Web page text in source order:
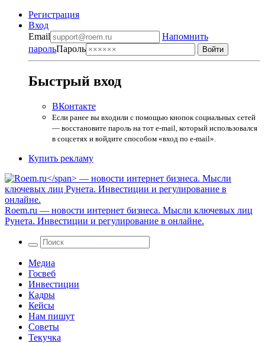
Регистрация
Вход
Email
Напомнить
парольПароль
Быстрый вход
ВКонтакте
Если ранее вы входили с помощью кнопок социальных сетей
— восстановите пароль на тот e-mail, который использовался
в соцсетях и войдите способом «вход по e-mail».
Купить рекламу
Roem.ru — новости интернет бизнеса. Мысли ключевых лиц
Рунета. Инвестиции и регулирование в онлайне.
Медиа
Госвеб
Инвестиции
Кадры
Кейсы
Нам пишут
Советы
Текучка